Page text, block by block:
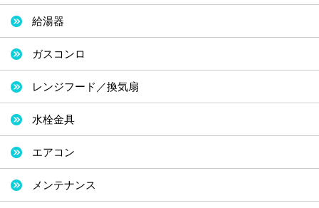
給湯器
ガスコンロ
レンジフード／換気扇
水栓金具
エアコン
メンテナンス